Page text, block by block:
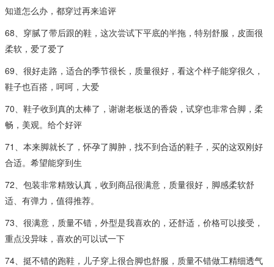
知道怎么办，都穿过再来追评
68、穿腻了带后跟的鞋，这次尝试下平底的半拖，特别舒服，皮面很
柔软，爱了爱了
69、很好走路，适合的季节很长，质量很好，看这个样子能穿很久，
鞋子也百搭，呵呵，大爱
70、鞋子收到真的太棒了，谢谢老板送的香袋，试穿也非常合脚，柔
畅，美观。给个好评
71、本来脚就长了，怀孕了脚肿，找不到合适的鞋子，买的这双刚好
合适。希望能穿到生
72、包装非常精致认真，收到商品很满意，质量很好，脚感柔软舒
适、有弹力，值得推荐。
73、很满意，质量不错，外型是我喜欢的，还舒适，价格可以接受，
重点没异味，喜欢的可以试一下
74、挺不错的跑鞋，儿子穿上很合脚也舒服，质量不错做工精细透气